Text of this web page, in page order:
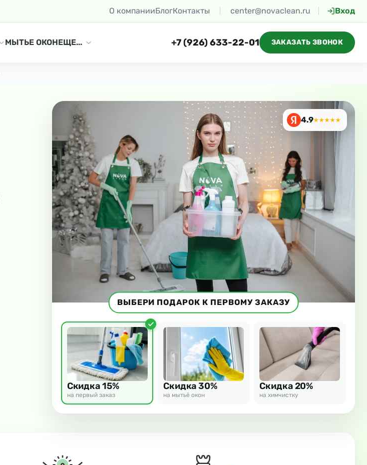
О компанииБлогКонтакты center@novaclean.ru Вход
МЫТЬЕ ОКОНЕЩЕ... +7 (926) 633-22-01 ЗАКАЗАТЬ ЗВОНОК
4.9★★★★★
ВЫБЕРИ ПОДАРОК К ПЕРВОМУ ЗАКАЗУ
Скидка 15%
на первый заказ
Скидка 30%
на мытьё окон
Скидка 20%
на химчистку